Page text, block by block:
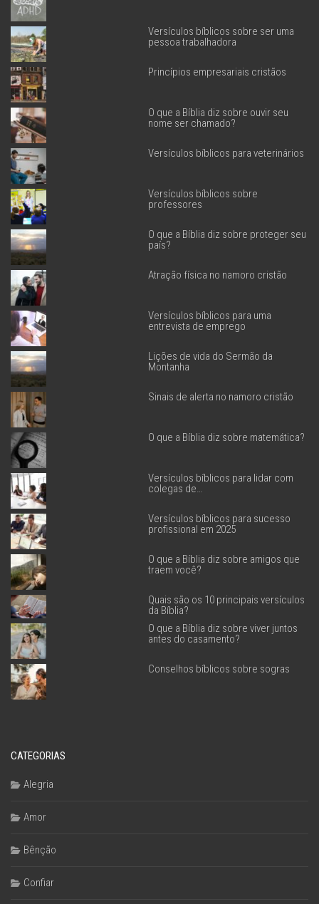
Versículos bíblicos sobre ser uma
pessoa trabalhadora
Princípios empresariais cristãos
O que a Bíblia diz sobre ouvir seu
nome ser chamado?
Versículos bíblicos para veterinários
Versículos bíblicos sobre
professores
O que a Bíblia diz sobre proteger seu
país?
Atração física no namoro cristão
Versículos bíblicos para uma
entrevista de emprego
Lições de vida do Sermão da
Montanha
Sinais de alerta no namoro cristão
O que a Bíblia diz sobre matemática?
Versículos bíblicos para lidar com
colegas de…
Versículos bíblicos para sucesso
profissional em 2025
O que a Bíblia diz sobre amigos que
traem você?
Quais são os 10 principais versículos
da Bíblia?
O que a Bíblia diz sobre viver juntos
antes do casamento?
Conselhos bíblicos sobre sogras
CATEGORIAS
Alegria
Amor
Bênção
Confiar